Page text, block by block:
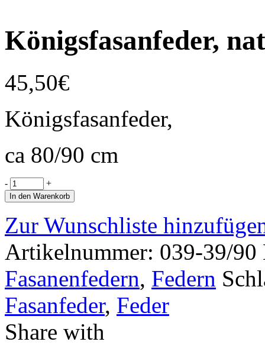
Königsfasanfeder,
45,50€
Königsfasanfeder,
ca 80/90 cm
- +
In den Warenkorb
Zur Wunschliste
Artikelnummer: 039-39/90
Fasanenfedern, Federn
Fasanfeder, Feder
Share with